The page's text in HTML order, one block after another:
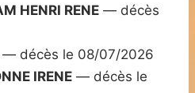
HENRI RENE — décès
— décès le 08/07/2026
IRENE — décès le